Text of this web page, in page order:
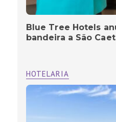
Blue Tree Hotels
bandeira a São
HOTELARIA